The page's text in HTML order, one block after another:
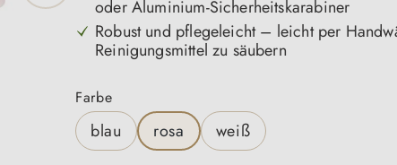
oder Aluminium-Sicherheitskarabiner
Robust und pflegeleicht – leicht per
Reinigungsmittel zu säubern
Farbeauswählen
blau rosa weiß